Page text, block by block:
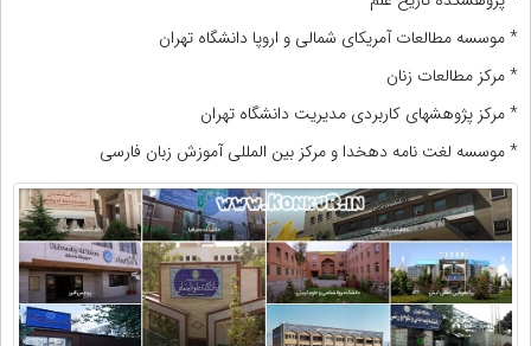
* موسسه مطالعات آمریکای شمالی و اروپا دانشگاه تهران
* مرکز مطالعات زنان
* مرکز پژوهشهای کاربردی مدیریت دانشگاه تهران
* موسسه لغت نامه دهخدا و مرکز بین المللی آموزش زبان فارسی